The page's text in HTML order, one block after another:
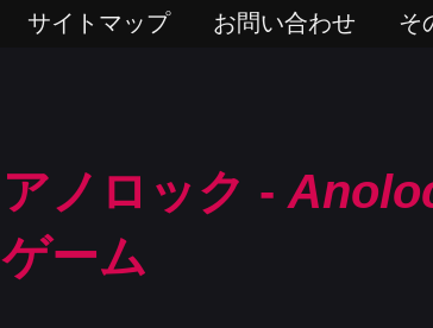
サイトマップ お問い合わせ そ
アノロック -
ゲーム